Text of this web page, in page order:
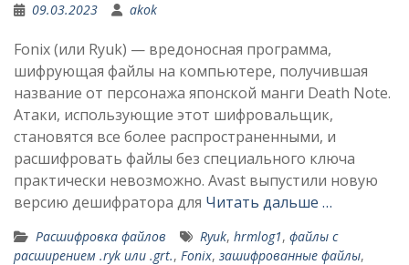
09.03.2023 akok
Fonix (или Ryuk) — вредоносная программа,
шифрующая файлы на компьютере, получившая
название от персонажа японской манги Death Note.
Атаки, использующие этот шифровальщик,
становятся все более распространенными, и
расшифровать файлы без специального ключа
практически невозможно. Avast выпустили новую
версию дешифратора для Читать дальше …
Расшифровка файлов Ryuk, hrmlog1, файлы с
расширением .ryk или .grt., Fonix, зашифрованные файлы,